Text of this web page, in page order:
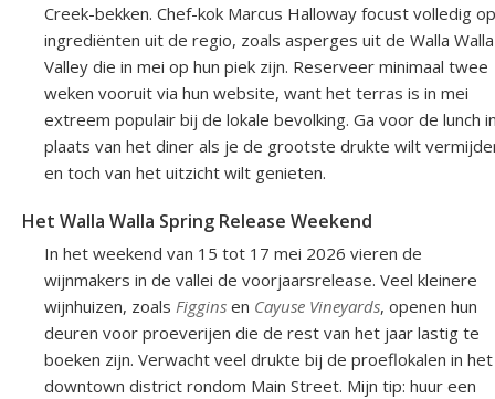
Creek-bekken. Chef-kok Marcus Halloway focust volledig op
ingrediënten uit de regio, zoals asperges uit de Walla Walla
Valley die in mei op hun piek zijn. Reserveer minimaal twee
weken vooruit via hun website, want het terras is in mei
extreem populair bij de lokale bevolking. Ga voor de lunch
plaats van het diner als je de grootste drukte wilt
en toch van het uitzicht wilt genieten.
Het Walla Walla Spring Release Weekend
In het weekend van 15 tot 17 mei 2026 vieren de
wijnmakers in de vallei de voorjaarsrelease. Veel kleinere
wijnhuizen, zoals Figgins en Cayuse Vineyards, openen hun
deuren voor proeverijen die de rest van het jaar lastig te
boeken zijn. Verwacht veel drukte bij de proeflokalen in het
downtown district rondom Main Street. Mijn tip: huur een